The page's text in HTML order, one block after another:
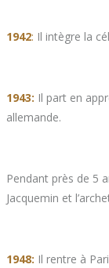
1942: Il intègre la
1943: Il part en
allemande.
Pendant près de 5
Jacquemin et
1948: Il rentre à